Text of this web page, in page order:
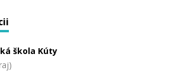
škola Kúty